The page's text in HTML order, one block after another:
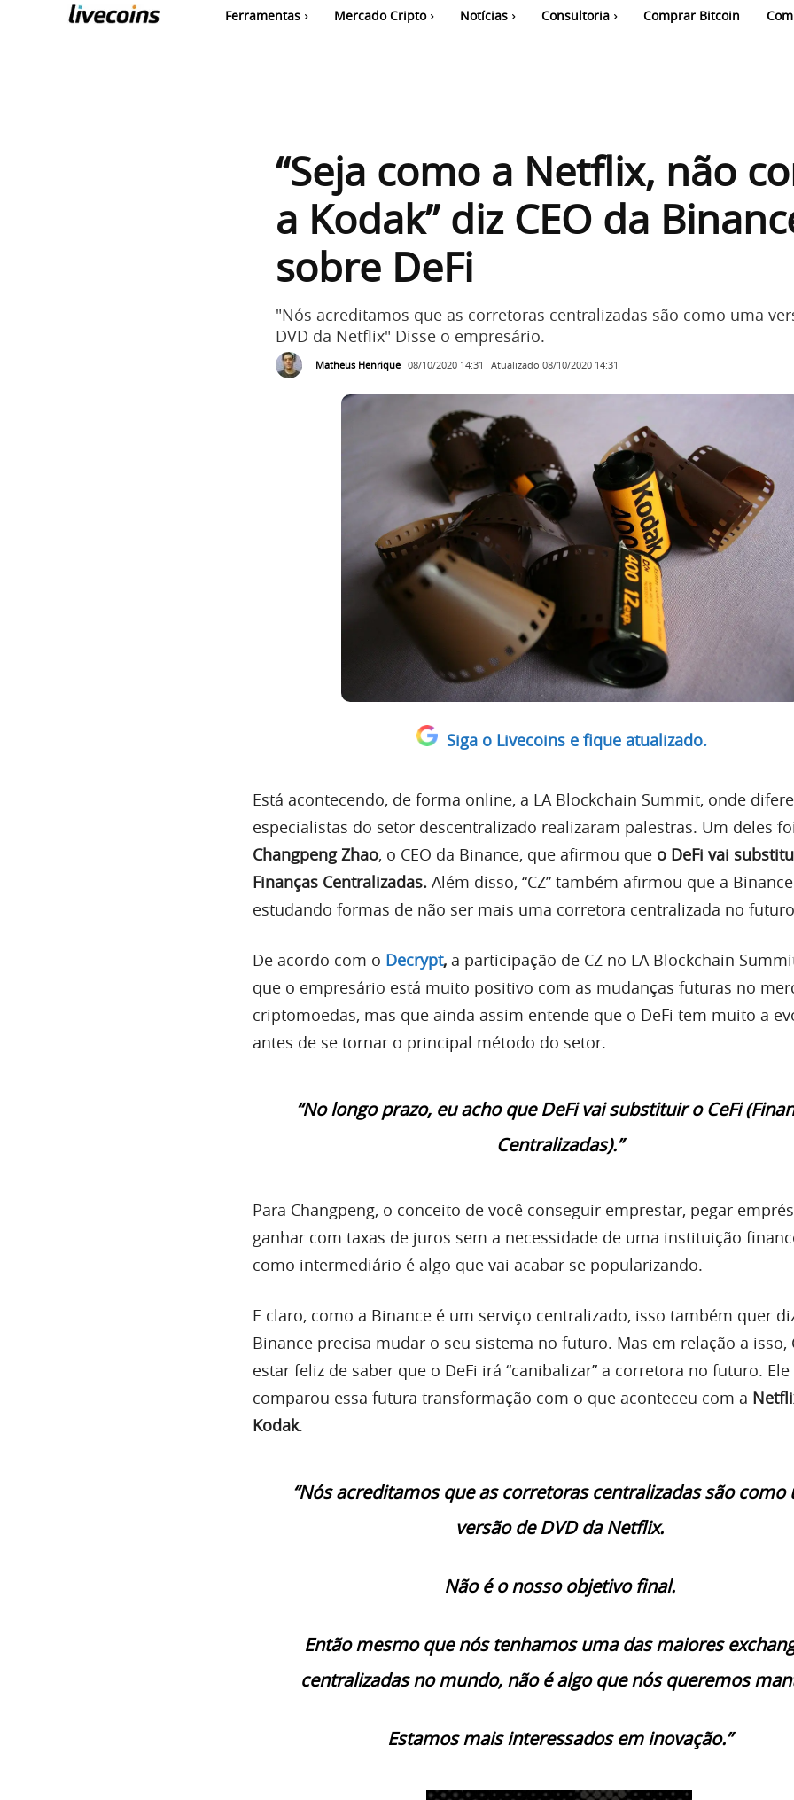
Ferramentas Mercado Cripto Notícias Consultoria Comprar Bitcoin
“Seja como a Netflix, não
a Kodak” diz CEO da
sobre DeFi
"Nós acreditamos que as corretoras centralizadas são como uma
DVD da Netflix" Disse o empresário.
Matheus Henrique 08/10/2020 14:31 Atualizado 08/10/2020 14:31
Siga o Livecoins e fique atualizado.
Está acontecendo, de forma online, a LA Blockchain Summit, onde
especialistas do setor descentralizado realizaram palestras. Um deles foi
Changpeng Zhao, o CEO da Binance, que afirmou que o DeFi vai
Finanças Centralizadas. Além disso, “CZ” também afirmou que a
estudando formas de não ser mais uma corretora centralizada no
De acordo com o Decrypt, a participação de CZ no LA Blockchain
que o empresário está muito positivo com as mudanças futuras no
criptomoedas, mas que ainda assim entende que o DeFi tem muito a
antes de se tornar o principal método do setor.
“No longo prazo, eu acho que DeFi vai substituir o CeFi
Centralizadas).”
Para Changpeng, o conceito de você conseguir emprestar, pegar
ganhar com taxas de juros sem a necessidade de uma instituição
como intermediário é algo que vai acabar se popularizando.
E claro, como a Binance é um serviço centralizado, isso também quer
Binance precisa mudar o seu sistema no futuro. Mas em relação a isso,
estar feliz de saber que o DeFi irá “canibalizar” a corretora no futuro. Ele
comparou essa futura transformação com o que aconteceu com a
Kodak.
“Nós acreditamos que as corretoras centralizadas são como
versão de DVD da Netflix.
Não é o nosso objetivo final.
Então mesmo que nós tenhamos uma das maiores
centralizadas no mundo, não é algo que nós queremos
Estamos mais interessados em inovação.”